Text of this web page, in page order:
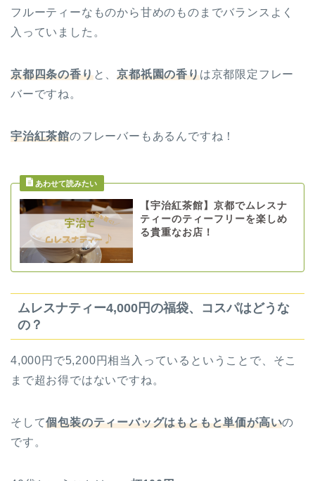
フルーティーなものから甘めのものまでバランスよく
入っていました。
京都四条の香りと、京都祇園の香りは京都限定フレー
バーですね。
宇治紅茶館のフレーバーもあるんですね！
【宇治紅茶館】京都でムレスナ
ティーのティーフリーを楽しめ
る貴重なお店！
ムレスナティー4,000円の福袋、コスパはどうな
の？
4,000円で5,200円相当入っているということで、そこ
まで超お得ではないですね。
そして個包装のティーバッグはもともと単価が高いの
です。